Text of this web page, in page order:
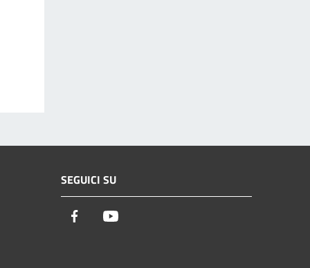
SEGUICI SU
Facebook